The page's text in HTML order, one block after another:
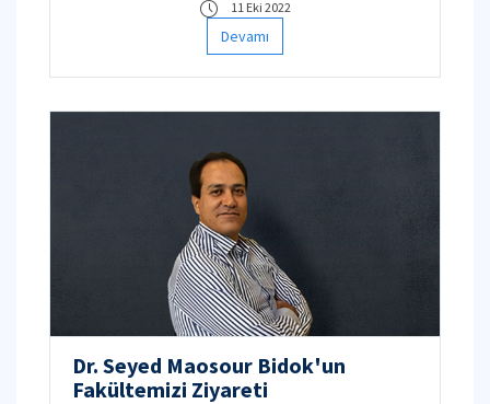
11 Eki 2022
Devamı
Dr. Seyed Maosour Bidok'un
Fakültemizi Ziyareti